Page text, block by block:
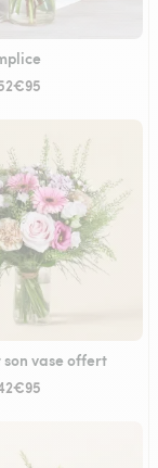
vase offert